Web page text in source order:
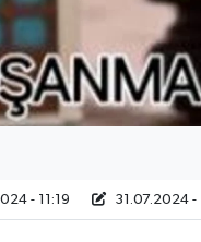
- 11:19 31.07.2024 -